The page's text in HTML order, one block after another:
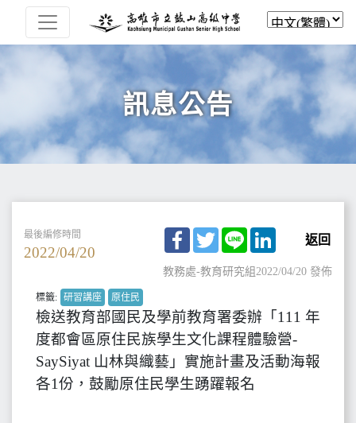
訊息公告
最後編修時間
2022/04/20
Facebook
TwitterLine LinkedIn
返回
教務處-教育研究組2022/04/20 發佈
標籤: 研習講座 原住民
檢送教育部國民及學前教育署委辦「111 年
度都會區原住民族學生文化課程體驗營-
SaySiyat 山林與織藝」實施計畫及活動海報
各1份，鼓勵原住民學生踴躍報名